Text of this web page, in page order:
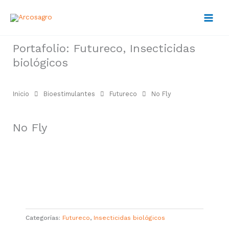
Portafolio: Futureco, Insecticidas
biológicos
Inicio Bioestimulantes Futureco No Fly
No Fly
Categorías: Futureco, Insecticidas biológicos